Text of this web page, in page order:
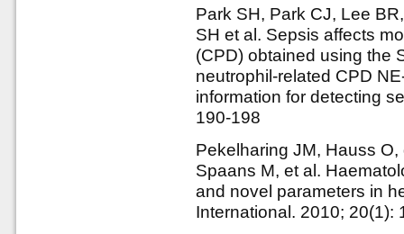
Park SH, Park CJ, Lee
SH et al. Sepsis affects
(CPD) obtained using the
neutrophil-related CPD
information for detecting
190-198
Pekelharing JM, Hauss
Spaans M, et al.
and novel parameters in
International. 2010; 20(1):